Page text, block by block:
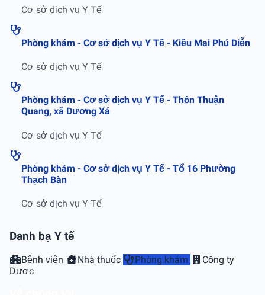
Cơ sở dịch vụ Y Tế
Phòng khám - Cơ sở dịch vụ Y Tế - Kiều Mai Phú Diễn
Cơ sở dịch vụ Y Tế
Phòng khám - Cơ sở dịch vụ Y Tế - Thôn Thuận
Quang, xã Dương Xá
Cơ sở dịch vụ Y Tế
Phòng khám - Cơ sở dịch vụ Y Tế - Tổ 16 Phường
Thạch Bàn
Cơ sở dịch vụ Y Tế
Danh bạ Y tế
Bệnh viện Nhà thuốc Phòng khám
Công ty
Dược